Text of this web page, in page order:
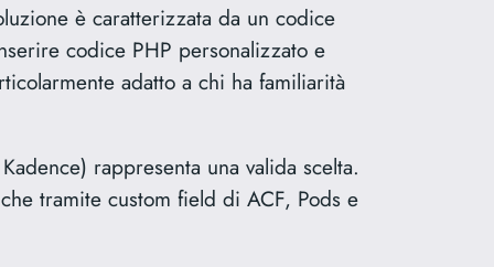
è caratterizzata da un codice
codice PHP personalizzato e
adatto a chi ha familiarità
rappresenta una valida scelta.
tramite custom field di ACF, Pods e